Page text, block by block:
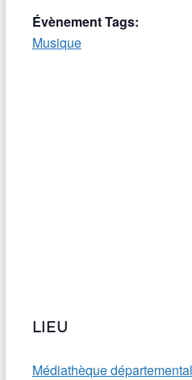
Évènement Tags:
Musique
LIEU
Médiathèque